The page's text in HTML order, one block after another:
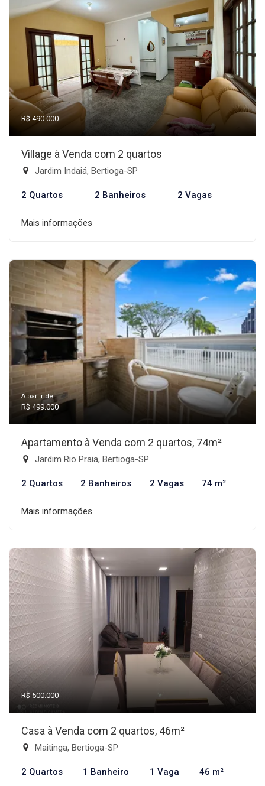
R$ 490.000
Village à Venda com 2 quartos
Jardim Indaiá, Bertioga-SP
2 Quartos 2 Banheiros 2 Vagas
Mais informações
A partir de:
R$ 499.000
Apartamento à Venda com 2 quartos, 74m²
Jardim Rio Praia, Bertioga-SP
2 Quartos 2 Banheiros 2 Vagas 74 m²
Mais informações
R$ 500.000
Casa à Venda com 2 quartos, 46m²
Maitinga, Bertioga-SP
2 Quartos 1 Banheiro 1 Vaga 46 m²